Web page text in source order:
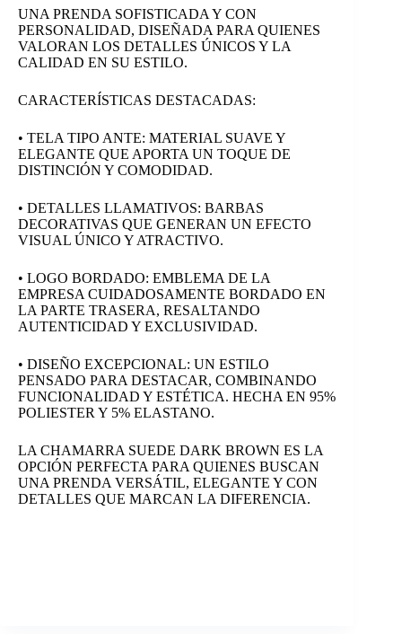
UNA PRENDA SOFISTICADA Y CON
PERSONALIDAD, DISEÑADA PARA QUIENES
VALORAN LOS DETALLES ÚNICOS Y LA
CALIDAD EN SU ESTILO.
CARACTERÍSTICAS DESTACADAS:
• TELA TIPO ANTE: MATERIAL SUAVE Y
ELEGANTE QUE APORTA UN TOQUE DE
DISTINCIÓN Y COMODIDAD.
• DETALLES LLAMATIVOS: BARBAS
DECORATIVAS QUE GENERAN UN EFECTO
VISUAL ÚNICO Y ATRACTIVO.
• LOGO BORDADO: EMBLEMA DE LA
EMPRESA CUIDADOSAMENTE BORDADO EN
LA PARTE TRASERA, RESALTANDO
AUTENTICIDAD Y EXCLUSIVIDAD.
• DISEÑO EXCEPCIONAL: UN ESTILO
PENSADO PARA DESTACAR, COMBINANDO
FUNCIONALIDAD Y ESTÉTICA. HECHA EN 95%
POLIESTER Y 5% ELASTANO.
LA CHAMARRA SUEDE DARK BROWN ES LA
OPCIÓN PERFECTA PARA QUIENES BUSCAN
UNA PRENDA VERSÁTIL, ELEGANTE Y CON
DETALLES QUE MARCAN LA DIFERENCIA.